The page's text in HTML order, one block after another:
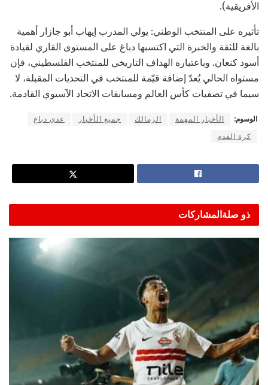
الأفريقية).
تأثيره على المنتخب الوطني: يولي المدرب إيهاب أبو جازار أهمية
بالغة للثقة والخبرة التي اكتسبها دباغ على المستوى القاري لقيادة
أسود كنعان. وباعتباره الهداف التاريخي للمنتخب الفلسطيني، فإن
مستواه الحالي يُعدّ إضافة قيّمة للمنتخب في التحديات المقبلة، لا
سيما في تصفيات كأس العالم ومسابقات الاتحاد الآسيوي القادمة.
الوسوم: الأخبار المهمة الزمالك جميع الأخبار عدي دباغ
كرة القدم
ذو صلة المشاركات